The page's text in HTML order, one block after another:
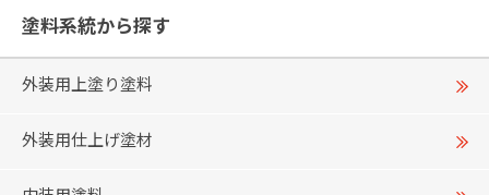
塗料系統から探す
外装用上塗り塗料
外装用仕上げ塗材